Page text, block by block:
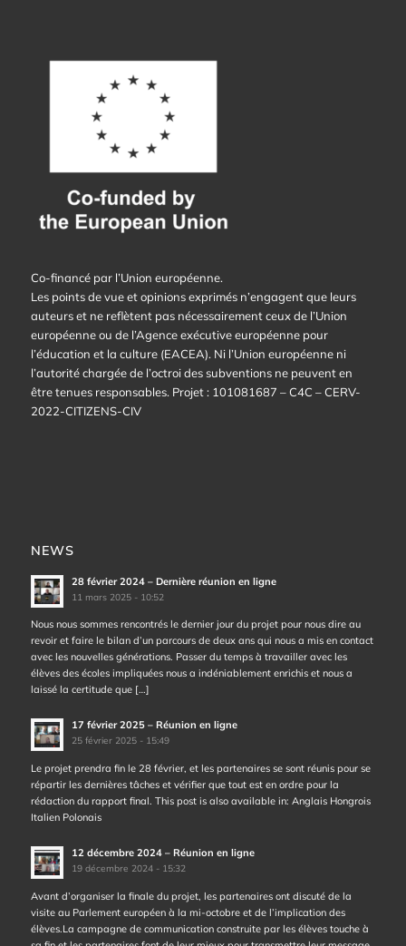
Co-financé par l’Union européenne.
Les points de vue et opinions exprimés n’engagent que leurs
auteurs et ne reflètent pas nécessairement ceux de l’Union
européenne ou de l’Agence exécutive européenne pour
l’éducation et la culture (EACEA). Ni l’Union européenne ni
l’autorité chargée de l’octroi des subventions ne peuvent en
être tenues responsables. Projet : 101081687 – C4C – CERV-
2022-CITIZENS-CIV
NEWS
28 février 2024 – Dernière réunion en ligne
11 mars 2025 - 10:52
Nous nous sommes rencontrés le dernier jour du projet pour nous dire au
revoir et faire le bilan d’un parcours de deux ans qui nous a mis en contact
avec les nouvelles générations. Passer du temps à travailler avec les
élèves des écoles impliquées nous a indéniablement enrichis et nous a
laissé la certitude que […]
17 février 2025 – Réunion en ligne
25 février 2025 - 15:49
Le projet prendra fin le 28 février, et les partenaires se sont réunis pour se
répartir les dernières tâches et vérifier que tout est en ordre pour la
rédaction du rapport final. This post is also available in: Anglais Hongrois
Italien Polonais
12 décembre 2024 – Réunion en ligne
19 décembre 2024 - 15:32
Avant d’organiser la finale du projet, les partenaires ont discuté de la
visite au Parlement européen à la mi-octobre et de l’implication des
élèves.La campagne de communication construite par les élèves touche à